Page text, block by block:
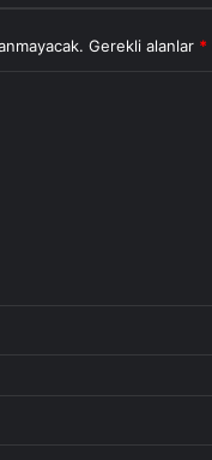
Gerekli alanlar *